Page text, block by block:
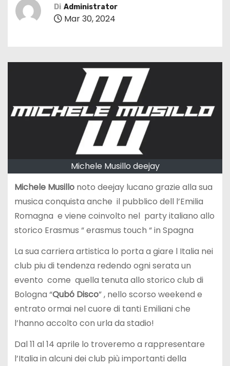
Di Administrator
Mar 30, 2024
Michele Musillo deejay
Michele Musillonoto deejay lucano grazie alla sua
musica conquista anche il pubblico dell l’Emilia
Romagna e viene coinvolto nel party italiano allo
storico Erasmus “ erasmus touch “ in Spagna
La sua carriera artistica lo porta a giare l Italia nei
club piu di tendenza redendo ogni serata un
evento come quella tenuta allo storico club di
Bologna “Qubó Disco” , nello scorso weekend e
entrato ormai nel cuore di tanti Emiliani che
l’hanno accolto con urla da stadio!
Dal 11 al 14 aprile lo troveremo a rappresentare
l’Italia in alcuni dei club più importanti della